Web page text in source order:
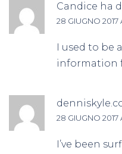
Candice ha
28 GIUGNO 2017
I used to be
information
28 GIUGNO 2017
I’ve been